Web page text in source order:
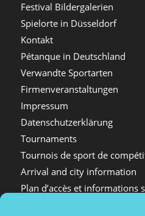
Festival Bildergalerien
Spielorte in Düsseldorf
Kontakt
Pétanque in Deutschland
Verwandte Sportarten
Firmenveranstaltungen
Impressum
Datenschutzerklärung
Tournaments
Tournois de sport de
Arrival and city information
Plan d’accès et informations